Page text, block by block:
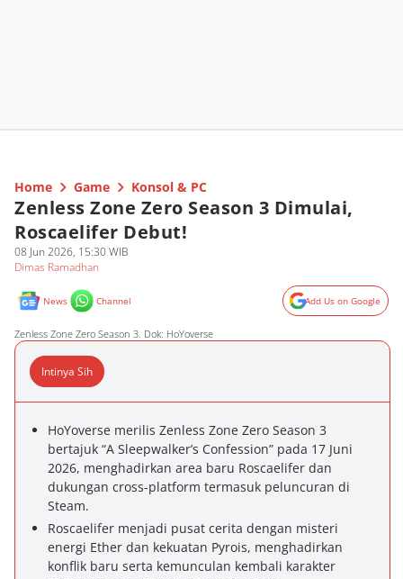
Home Game Konsol & PC
Zenless Zone Zero Season 3 Dimulai,
Roscaelifer Debut!
08 Jun 2026, 15:30 WIB
Dimas Ramadhan
News Channel Add Us on Google
Zenless Zone Zero Season 3. Dok: HoYoverse
Intinya Sih
HoYoverse merilis Zenless Zone Zero Season 3
bertajuk “A Sleepwalker’s Confession” pada 17 Juni
2026, menghadirkan area baru Roscaelifer dan
dukungan cross-platform termasuk peluncuran di
Steam.
Roscaelifer menjadi pusat cerita dengan misteri
energi Ether dan kekuatan Pyrois, menghadirkan
konflik baru serta kemunculan kembali karakter